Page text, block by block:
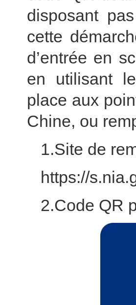
disposant
cette
d’entrée en
en utilisant
place aux
Chine, ou
1.Site de
https://
2.Code QR